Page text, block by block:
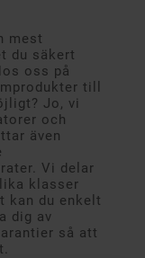
mest
du säkert
oss på
till
Jo, vi
och
även
Vi delar
klasser
kan du enkelt
dig av
så att